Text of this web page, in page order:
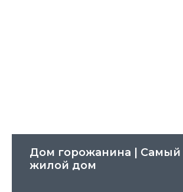
Дом горожанина | Cамый
жилой дом